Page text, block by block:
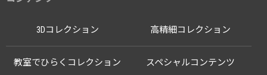
3Dコレクション 高精細コレクション
教室でひらくコレクション スペシャルコンテンツ